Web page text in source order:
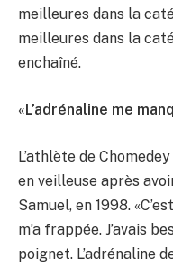
meilleures dans la
meilleures dans la
enchaîné.
«L’adrénaline me
L’athlète de
en veilleuse après
Samuel, en 1998.
m’a frappée. J’avais
poignet. L’adrénaline